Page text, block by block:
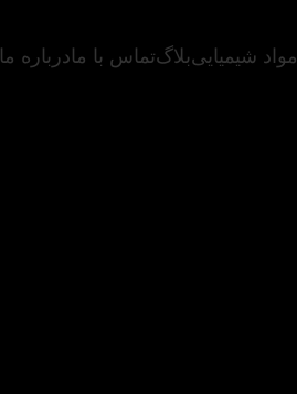
مواد شیمیاییبلاگتماس با مادرباره ما